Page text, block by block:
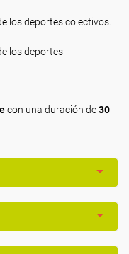
los deportes colectivos.
los deportes
con una duración de30